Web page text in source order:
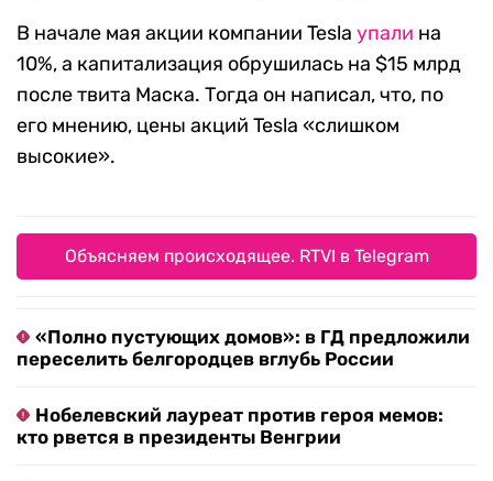
В начале мая акции компании Tesla упали на
10%, а капитализация обрушилась на $15 млрд
после твита Маска. Тогда он написал, что, по
его мнению, цены акций Tesla «слишком
высокие».
Объясняем происходящее. RTVI в Telegram
«Полно пустующих домов»: в ГД предложили
переселить белгородцев вглубь России
Нобелевский лауреат против героя мемов:
кто рвется в президенты Венгрии